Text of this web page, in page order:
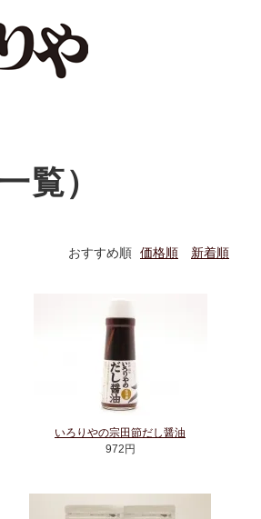
覧）
おすすめ順 価格順 新着順
いろりやの宗田節だし醤油
972円